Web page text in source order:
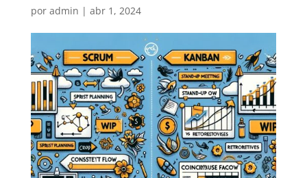
por admin | abr 1, 2024